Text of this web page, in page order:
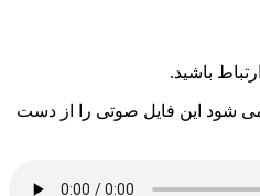
می شود این فایل صوتی را از دست